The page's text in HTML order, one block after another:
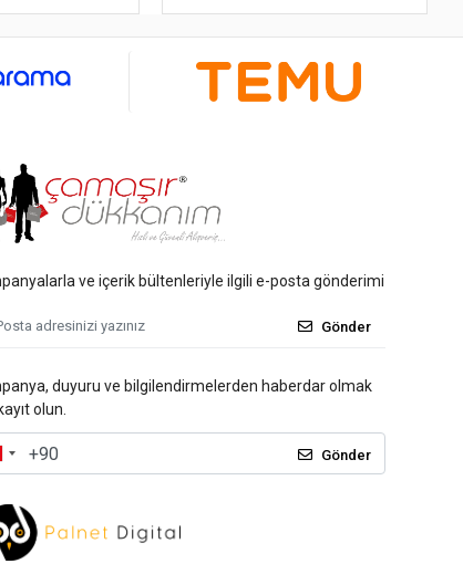
ve içerik bültenleriyle ilgili e-posta gönderimi
Gönder
duyuru ve bilgilendirmelerden haberdar olmak
olun.
Gönder